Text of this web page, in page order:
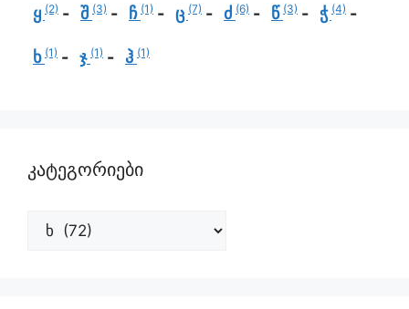
ყ (2) შ (3) ჩ (1) ც (7) ძ (6) წ (3) ჭ (4)
ხ (1) ჯ (1) ჰ (1)
კატეგორიები